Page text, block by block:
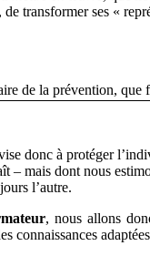
transformer ses «
de la prévention, que
donc à protéger
– mais dont nous
l’autre.
, nous allons
connaissances